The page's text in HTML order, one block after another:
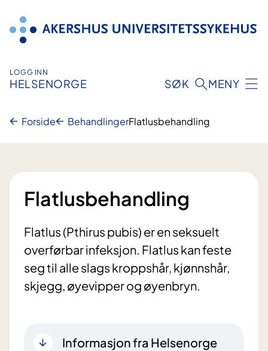
innhold
LOGG INN
HELSENORGE SØK MENY
Forside BehandlingerFlatlusbehandling
Flatlusbehandling
Flatlus (Pthirus pubis) er en seksuelt
overførbar infeksjon. Flatlus kan feste
seg til alle slags kroppshår, kjønnshår,
skjegg, øyevipper og øyenbryn.
Informasjon fra Helsenorge